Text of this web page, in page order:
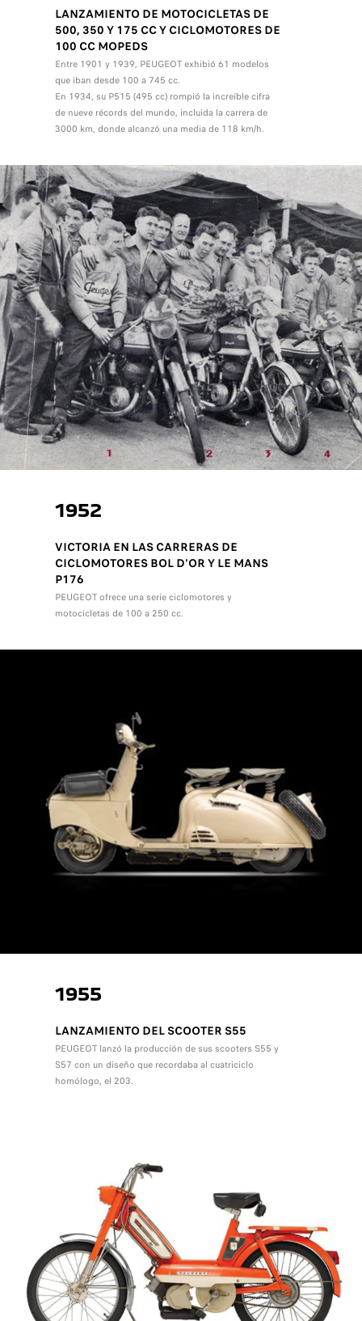
LANZAMIENTO DE MOTOCICLETAS DE
500, 350 Y 175 CC Y CICLOMOTORES DE
100 CC MOPEDS
Entre 1901 y 1939, PEUGEOT exhibió 61 modelos
que iban desde 100 a 745 cc.
En 1934, su P515 (495 cc) rompió la increíble cifra
de nueve récords del mundo, incluida la carrera de
3000 km, donde alcanzó una media de 118 km/h.
1952
VICTORIA EN LAS CARRERAS DE
CICLOMOTORES BOL D'OR Y LE MANS
P176
PEUGEOT ofrece una serie ciclomotores y
motocicletas de 100 a 250 cc.
1955
LANZAMIENTO DEL SCOOTER S55
PEUGEOT lanzó la producción de sus scooters S55 y
S57 con un diseño que recordaba al cuatriciclo
homólogo, el 203.